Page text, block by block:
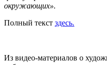
окружающих».
Полный текст здесь.
Из видео-материалов о